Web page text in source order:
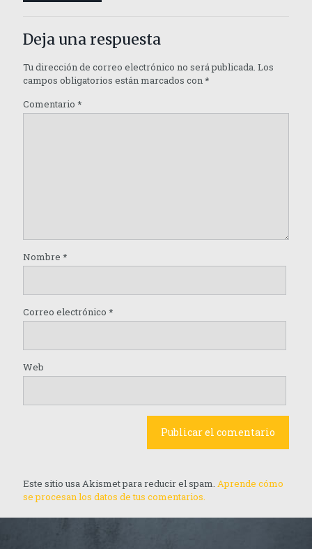
Deja una respuesta
Tu dirección de correo electrónico no será publicada. Los
campos obligatorios están marcados con*
Comentario *
Nombre *
Correo electrónico *
Web
Este sitio usa Akismet para reducir el spam. Aprende cómo
se procesan los datos de tus comentarios.